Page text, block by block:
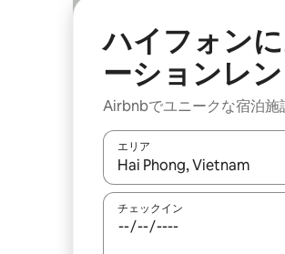
ハイフォン
ーションレ
Airbnbでユニークな宿泊施
エリア
検索結果が表示されたら、
チェックイン